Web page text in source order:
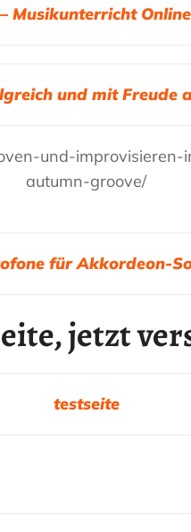
Musikunterricht
und mit Freude
und-
autumn-groove/
für Akkordeon-
jetzt
testseite